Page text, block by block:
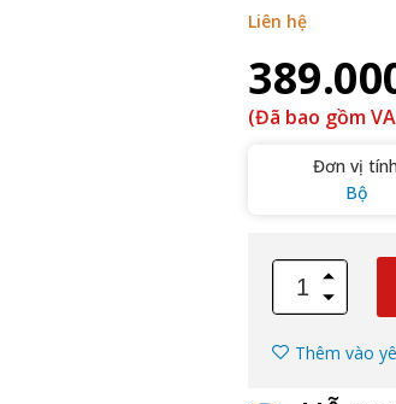
Liên hệ
(Đã bao gồm
Đơn vị tính
Bộ
Thêm vào